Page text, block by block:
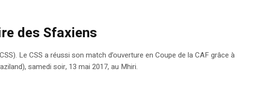
des Sfaxiens
Le CSS a réussi son match d’ouverture en Coupe de la CAF grâce à
samedi soir, 13 mai 2017, au Mhiri.